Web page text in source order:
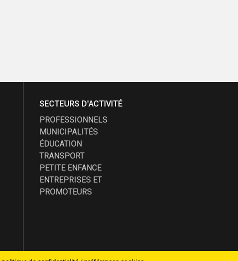
SECTEURS D'ACTIVITÉ
PROFESSIONNELS
MUNICIPALITÉS
ÉDUCATION
TRANSPORT
PETITE ENFANCE
ENTREPRISES ET
PROMOTEURS